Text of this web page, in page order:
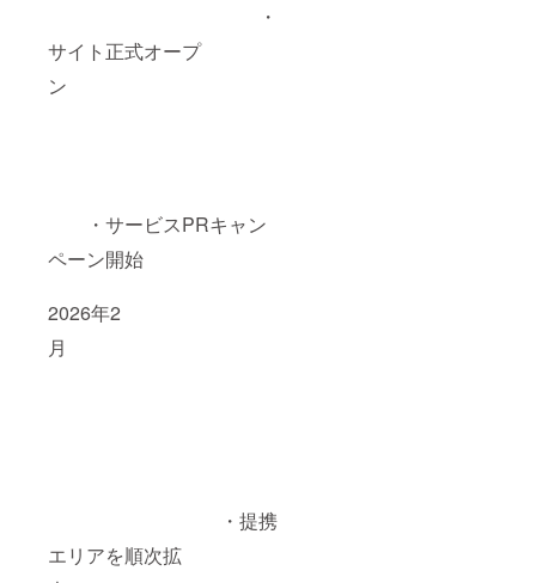
・
サイト正式オープ
ン
・サービスPRキャン
ペーン開始
2026年2
月
・提携
エリアを順次拡